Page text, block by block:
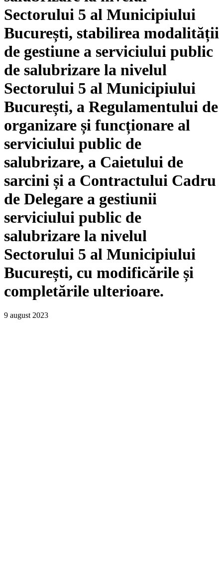
Sectorului 5 al Municipiului
București, stabilirea modalității
de gestiune a serviciului public
de salubrizare la nivelul
Sectorului 5 al Municipiului
București, a Regulamentului de
organizare și funcționare al
serviciului public de
salubrizare, a Caietului de
sarcini și a Contractului Cadru
de Delegare a gestiunii
serviciului public de
salubrizare la nivelul
Sectorului 5 al Municipiului
București, cu modificările și
completările ulterioare.
9 august 2023